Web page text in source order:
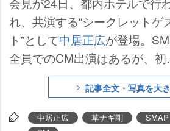
れ、共演する“シークレットゲ
ト”として中居正広が登場。
全員でのCM出演はあるが、初
人によるCM共演が実現し、中
は「SMAPの中でも“いまひと
つ”な2人。あの3人がいないん
記事全文・写真を大
中居正広 草ナギ剛 SMAP